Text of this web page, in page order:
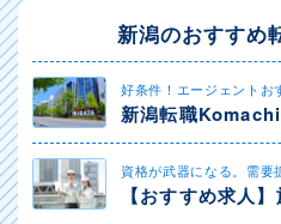
新潟のおすすめ
好条件！エージェントお
新潟転職
資格が武器になる。需要
【おすすめ求人